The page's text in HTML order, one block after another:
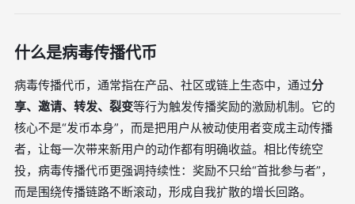
什么是病毒传播代币
病毒传播代币，通常指在产品、社区或链上生态中，通过分
享、邀请、转发、裂变等行为触发传播奖励的激励机制。它的
核心不是“发币本身”，而是把用户从被动使用者变成主动传播
者，让每一次带来新用户的动作都有明确收益。相比传统空
投，病毒传播代币更强调持续性：奖励不只给“首批参与者”，
而是围绕传播链路不断滚动，形成自我扩散的增长回路。